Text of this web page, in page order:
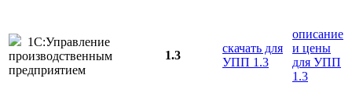
1С:Управление
производственным
предприятием
1.3
скачать для
УПП 1.3
описание
и цены
для УПП
1.3